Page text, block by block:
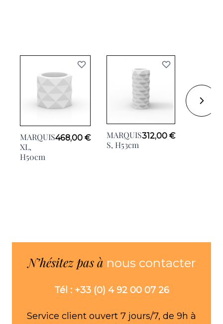
MARQUIS
XL,
H50cm
468,00 €
MARQUIS
S, H53cm
312,00 €
N’hésitez pas à nous contacter
Tél : +33 (0) 4 92 00 07 26
Service client ouvert 7 jours/7, de 9h à